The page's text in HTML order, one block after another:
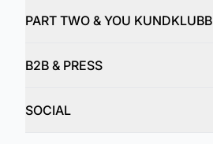
PART TWO & YOU KUNDKLUBB
B2B & PRESS
SOCIAL